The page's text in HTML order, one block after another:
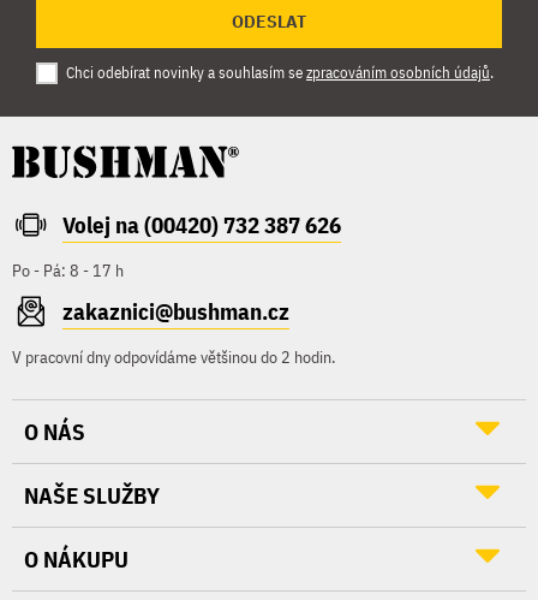
ODESLAT
Chci odebírat novinky a souhlasím sezpracováním osobních údajů.
Volej na (00420) 732 387 626
Po - Pá: 8 - 17 h
zakaznici@bushman.cz
V pracovní dny odpovídáme většinou do 2 hodin.
O NÁS
NAŠE SLUŽBY
O NÁKUPU